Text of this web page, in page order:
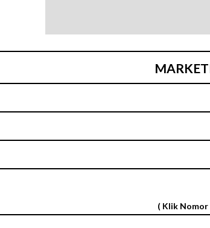
( Klik Nomor